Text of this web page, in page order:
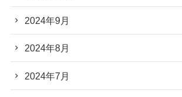
2024年9月
2024年8月
2024年7月